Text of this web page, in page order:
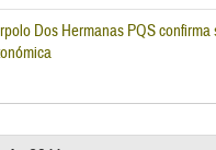
Dos Hermanas PQS confirma